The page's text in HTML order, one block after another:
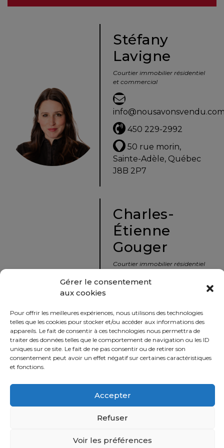
Gérer le consentement
aux cookies
Pour offrir les meilleures expériences, nous utilisons des technologies
telles que les cookies pour stocker et/ou accéder aux informations des
appareils. Le fait de consentir à ces technologies nous permettra de
traiter des données telles que le comportement de navigation ou les ID
uniques sur ce site. Le fait de ne pas consentir ou de retirer son
consentement peut avoir un effet négatif sur certaines caractéristiques
et fonctions.
Accepter
Refuser
Voir les préférences
Évaluation
Avec
un
immobilier
vers
la
tranquillité
d’esprit
défi
Stéfany
Lavigne
Courtier immobilier résidentiel
et commercial
450 229-2992
50 rue morin,
Sainte-Adèle, Québec
J8B 2P7
Charles-
Étienne
Gouger
Courtier immobilier résidentiel
450 229-2992
50 rue morin,
Sainte-Adèle, Québec
J8B 2P7
Partager
Politique